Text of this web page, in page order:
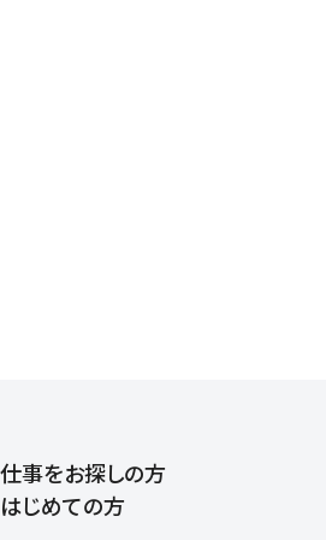
仕事をお探しの方
はじめての方